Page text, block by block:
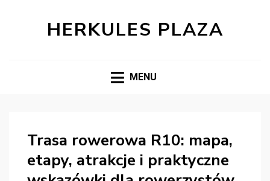
HERKULES PLAZA
MENU
Trasa rowerowa R10: mapa,
etapy, atrakcje i praktyczne